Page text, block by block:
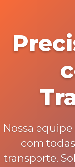
Nossa
com
transporte.